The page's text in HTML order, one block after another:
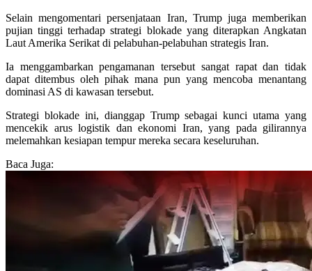
Selain mengomentari persenjataan Iran, Trump juga memberikan
pujian tinggi terhadap strategi blokade yang diterapkan Angkatan
Laut Amerika Serikat di pelabuhan-pelabuhan strategis Iran.
Ia menggambarkan pengamanan tersebut sangat rapat dan tidak
dapat ditembus oleh pihak mana pun yang mencoba menantang
dominasi AS di kawasan tersebut.
Strategi blokade ini, dianggap Trump sebagai kunci utama yang
mencekik arus logistik dan ekonomi Iran, yang pada gilirannya
melemahkan kesiapan tempur mereka secara keseluruhan.
Baca Juga: